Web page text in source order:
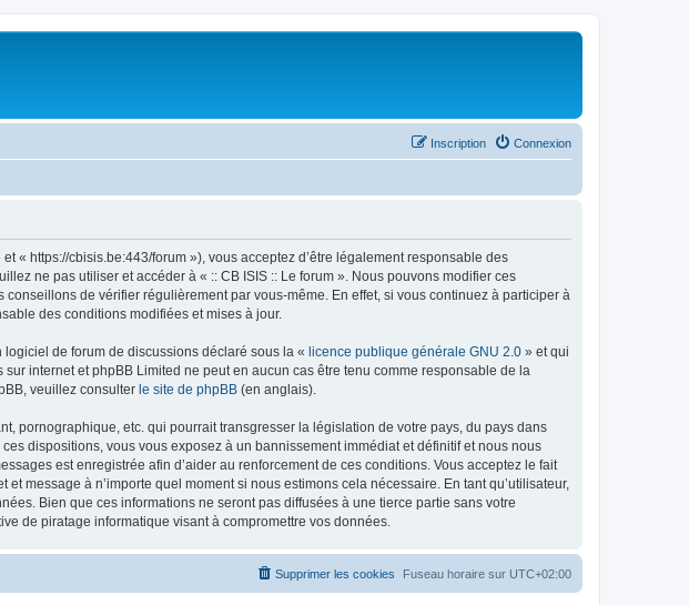
Connexion
Inscription
« https://cbisis.be:443/forum »), vous acceptez d’être légalement responsable des
ne pas utiliser et accéder à « :: CB ISIS :: Le forum ». Nous pouvons modifier ces
de vérifier régulièrement par vous-même. En effet, si vous continuez à participer à
des conditions modifiées et mises à jour.
de forum de discussions déclaré sous la « licence publique générale GNU 2.0 » et qui
internet et phpBB Limited ne peut en aucun cas être tenu comme responsable de la
veuillez consulter le site de phpBB (en anglais).
pornographique, etc. qui pourrait transgresser la législation de votre pays, du pays dans
dispositions, vous vous exposez à un bannissement immédiat et définitif et nous nous
est enregistrée afin d’aider au renforcement de ces conditions. Vous acceptez le fait
message à n’importe quel moment si nous estimons cela nécessaire. En tant qu’utilisateur,
Bien que ces informations ne seront pas diffusées à une tierce partie sans votre
de piratage informatique visant à compromettre vos données.
Fuseau horaire sur UTC+02:00
Supprimer les cookies